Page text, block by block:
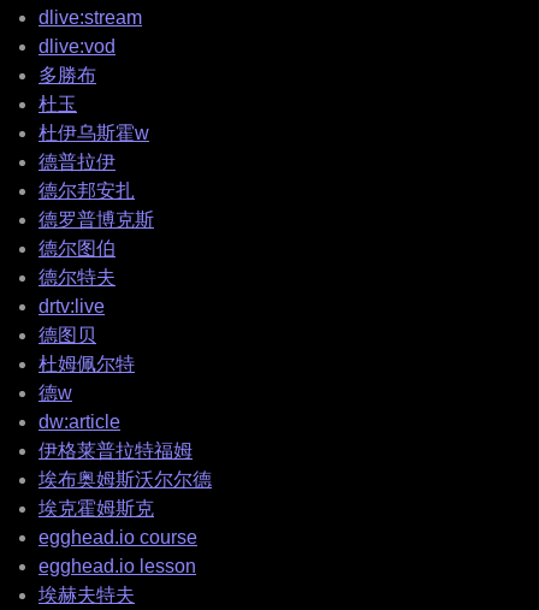
dlive:stream
dlive:vod
多勝布
杜玉
杜伊乌斯霍w
德普拉伊
德尔邦安扎
德罗普博克斯
德尔图伯
德尔特夫
drtv:live
德图贝
杜姆佩尔特
德w
dw:article
伊格莱普拉特福姆
埃布奥姆斯沃尔尔德
埃克霍姆斯克
egghead.io course
egghead.io lesson
埃赫夫特夫